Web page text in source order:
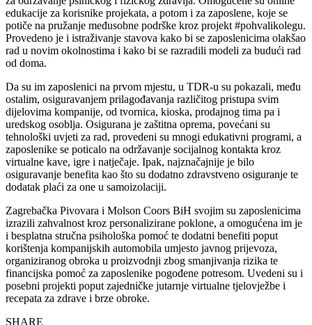
edukacije za korisnike projekata, a potom i za zaposlene, koje se
potiče na pružanje međusobne podrške kroz projekt #pohvalikolegu.
Provedeno je i istraživanje stavova kako bi se zaposlenicima olakšao
rad u novim okolnostima i kako bi se razradili modeli za budući rad
od doma.
Da su im zaposlenici na prvom mjestu, u TDR-u su pokazali, među
ostalim, osiguravanjem prilagođavanja različitog pristupa svim
dijelovima kompanije, od tvornica, kioska, prodajnog tima pa i
uredskog osoblja. Osigurana je zaštitna oprema, povećani su
tehnološki uvjeti za rad, provedeni su mnogi edukativni programi, a
zaposlenike se poticalo na održavanje socijalnog kontakta kroz
virtualne kave, igre i natječaje. Ipak, najznačajnije je bilo
osiguravanje benefita kao što su dodatno zdravstveno osiguranje te
dodatak plaći za one u samoizolaciji.
Zagrebačka Pivovara i Molson Coors BiH svojim su zaposlenicima
izrazili zahvalnost kroz personalizirane poklone, a omogućena im je
i besplatna stručna psihološka pomoć te dodatni benefiti poput
korištenja kompanijskih automobila umjesto javnog prijevoza,
organiziranog obroka u proizvodnji zbog smanjivanja rizika te
financijska pomoć za zaposlenike pogođene potresom. Uvedeni su i
posebni projekti poput zajedničke jutarnje virtualne tjelovježbe i
recepata za zdrave i brze obroke.
SHARE